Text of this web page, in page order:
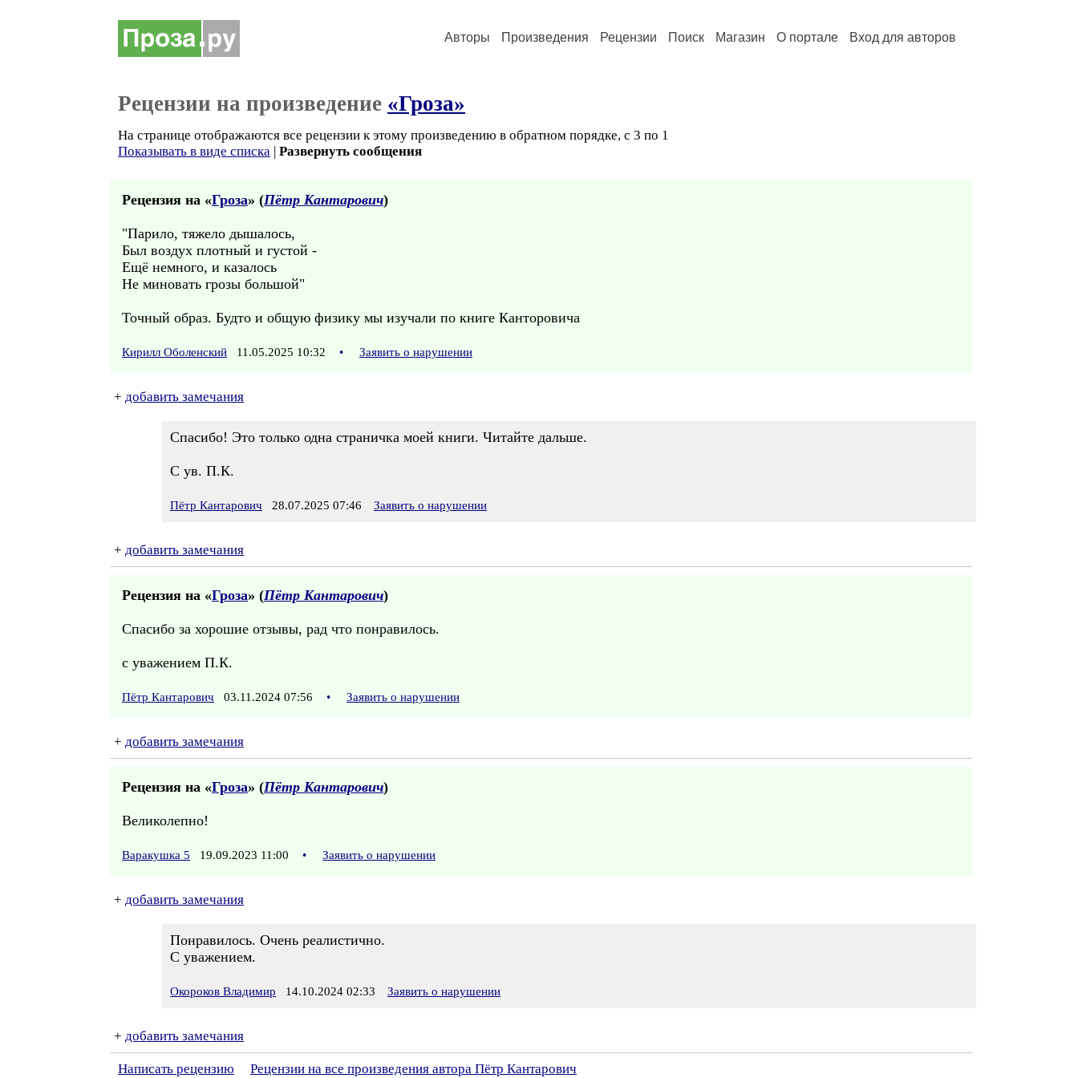
Авторы Произведения Рецензии Поиск Магазин О портале Вход для авторов
Рецензии на произведение «Гроза»
На странице отображаются все рецензии к этому произведению в обратном порядке, с 3 по 1
Показывать в виде списка | Развернуть сообщения
Рецензия на «Гроза» (Пётр Кантарович)
"Парило, тяжело дышалось,
Был воздух плотный и густой -
Ещё немного, и казалось
Не миновать грозы большой"
Точный образ. Будто и общую физику мы изучали по книге Канторовича
Кирилл Оболенский 11.05.2025 10:32 • Заявить о нарушении
+ добавить замечания
Спасибо! Это только одна страничка моей книги. Читайте дальше.
С ув. П.К.
Пётр Кантарович 28.07.2025 07:46 Заявить о нарушении
+ добавить замечания
Рецензия на «Гроза» (Пётр Кантарович)
Спасибо за хорошие отзывы, рад что понравилось.
с уважением П.К.
Пётр Кантарович 03.11.2024 07:56 • Заявить о нарушении
+ добавить замечания
Рецензия на «Гроза» (Пётр Кантарович)
Великолепно!
Варакушка 5 19.09.2023 11:00 • Заявить о нарушении
+ добавить замечания
Понравилось. Очень реалистично.
С уважением.
Окороков Владимир 14.10.2024 02:33 Заявить о нарушении
+ добавить замечания
Написать рецензию Рецензии на все произведения автора Пётр Кантарович